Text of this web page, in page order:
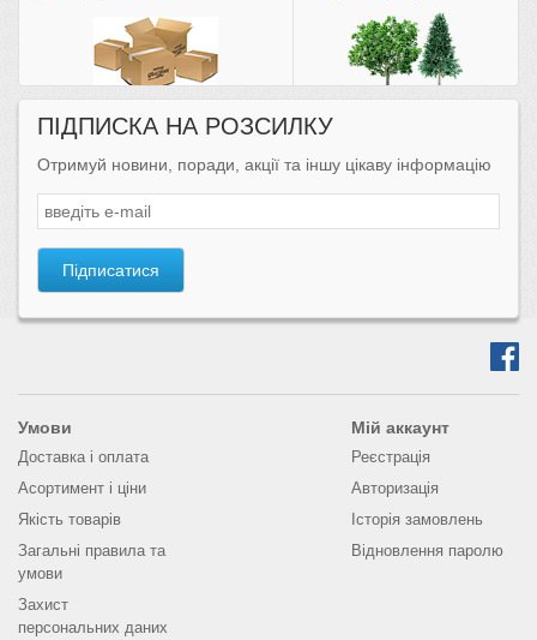
ПІДПИСКА НА РОЗСИЛКУ
Отримуй новини, поради, акції та іншу цікаву інформацію
Підписатися
Умови
Доставка і оплата
Асортимент і ціни
Якість товарів
Загальні правила та
умови
Захист
персональних даних
Мій аккаунт
Реєстрація
Авторизація
Історія замовлень
Відновлення паролю